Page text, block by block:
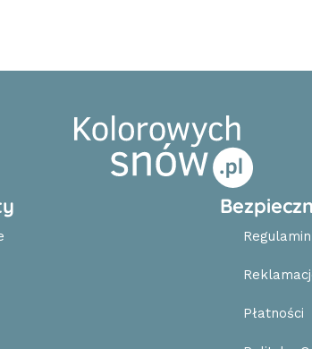
Regulamin
Płatności